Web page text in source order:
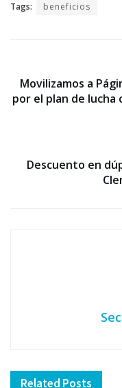
Tags: beneficios
Movilizamos a
por el plan de lucha
Descuento en
Related Posts